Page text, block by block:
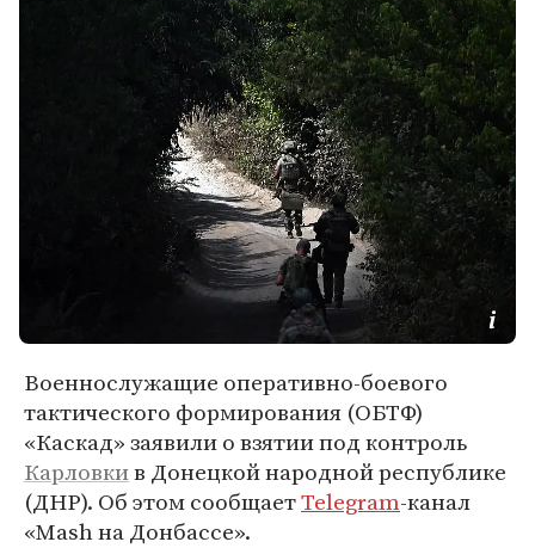
Военнослужащие оперативно-боевого
тактического формирования (ОБТФ)
«Каскад» заявили о взятии под контроль
Карловкив Донецкой народной республике
(ДНР). Об этом сообщаетTelegram-канал
«Mash на Донбассе».